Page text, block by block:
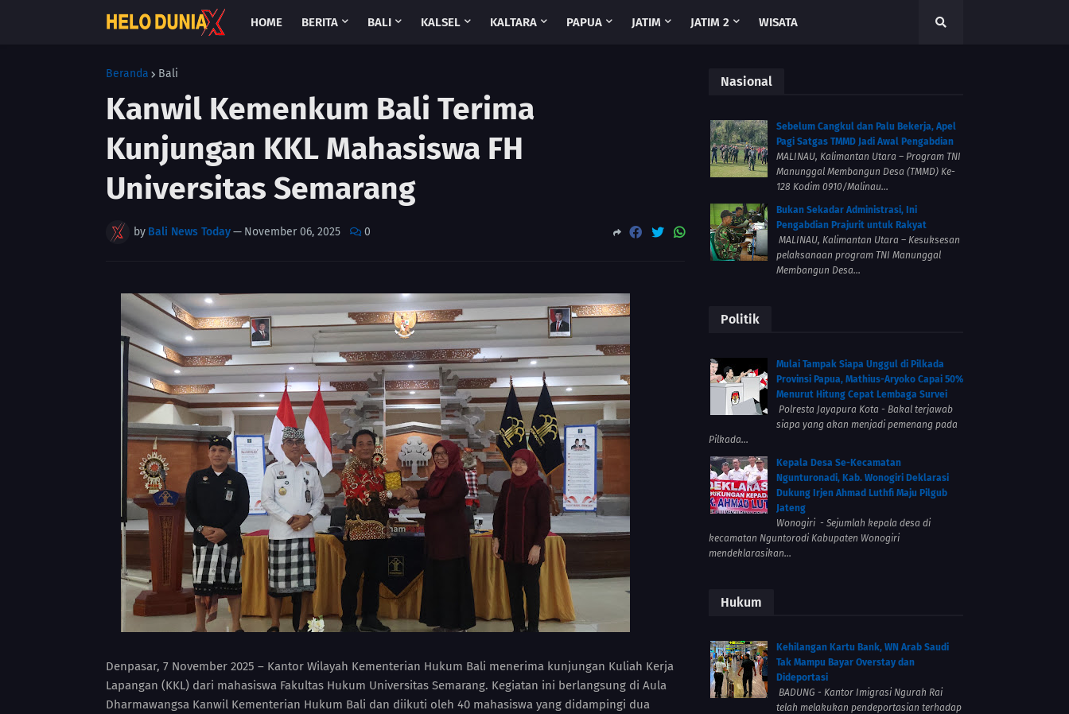
HOME BERITA BALI KALSEL KALTARA PAPUA JATIM JATIM 2 WISATA
Beranda Bali
Kanwil Kemenkum Bali Terima
Kunjungan KKL Mahasiswa FH
Universitas Semarang
by Bali News Today— November 06, 2025 0
Denpasar, 7 November 2025 – Kantor Wilayah Kementerian Hukum Bali menerima kunjungan Kuliah Kerja
Lapangan (KKL) dari mahasiswa Fakultas Hukum Universitas Semarang. Kegiatan ini berlangsung di Aula
Dharmawangsa Kanwil Kementerian Hukum Bali dan diikuti oleh 40 mahasiswa yang didampingi dua
Nasional
Sebelum Cangkul dan Palu Bekerja, Apel
Pagi Satgas TMMD Jadi Awal Pengabdian
MALINAU, Kalimantan Utara – Program TNI
Manunggal Membangun Desa (TMMD) Ke-
128 Kodim 0910/Malinau...
Bukan Sekadar Administrasi, Ini
Pengabdian Prajurit untuk Rakyat
MALINAU, Kalimantan Utara – Kesuksesan
pelaksanaan program TNI Manunggal
Membangun Desa...
Politik
Mulai Tampak Siapa Unggul di Pilkada
Provinsi Papua, Mathius-Aryoko Capai 50%
Menurut Hitung Cepat Lembaga Survei
Polresta Jayapura Kota - Bakal terjawab
siapa yang akan menjadi pemenang pada
Pilkada...
Kepala Desa Se-Kecamatan
Ngunturonadi, Kab. Wonogiri Deklarasi
Dukung Irjen Ahmad Luthfi Maju Pilgub
Jateng
Wonogiri - Sejumlah kepala desa di
kecamatan Nguntorodi Kabupaten Wonogiri
mendeklarasikan...
Hukum
Kehilangan Kartu Bank, WN Arab Saudi
Tak Mampu Bayar Overstay dan
Dideportasi
BADUNG - Kantor Imigrasi Ngurah Rai
telah melakukan pendeportasian terhadap